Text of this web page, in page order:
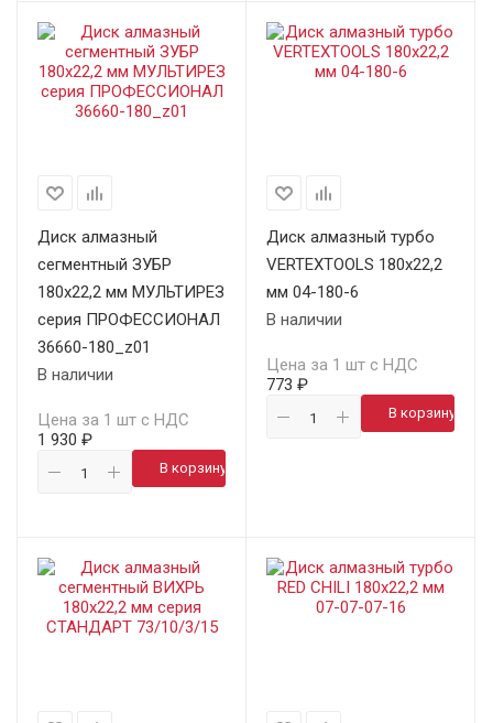
Диск алмазный
сегментный ЗУБР
180х22,2 мм МУЛЬТИРЕЗ
серия ПРОФЕССИОНАЛ
36660-180_z01
В наличии
Цена за 1 шт с НДС
1 930 ₽
В корзину
Диск алмазный турбо
VERTEXTOOLS 180х22,2
мм 04-180-6
В наличии
Цена за 1 шт с НДС
773 ₽
В корзину